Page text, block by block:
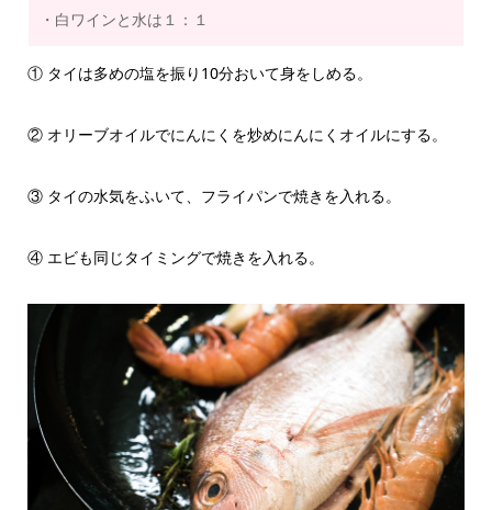
・白ワインと水は１：１
① タイは多めの塩を振り10分おいて身をしめる。
② オリーブオイルでにんにくを炒めにんにくオイルにする。
③ タイの水気をふいて、フライパンで焼きを入れる。
④ エビも同じタイミングで焼きを入れる。